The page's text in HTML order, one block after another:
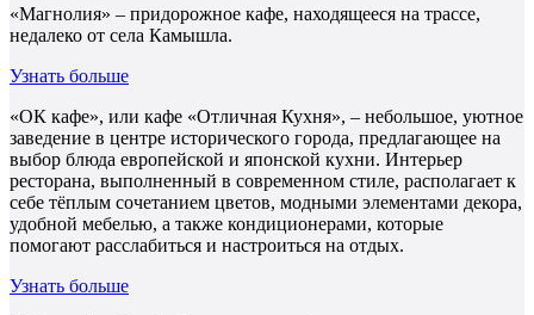
«Магнолия» – придорожное кафе, находящееся на трассе,
недалеко от села Камышла.
Узнать больше
«ОК кафе», или кафе «Отличная Кухня», – небольшое, уютное
заведение в центре исторического города, предлагающее на
выбор блюда европейской и японской кухни. Интерьер
ресторана, выполненный в современном стиле, располагает к
себе тёплым сочетанием цветов, модными элементами декора,
удобной мебелью, а также кондиционерами, которые
помогают расслабиться и настроиться на отдых.
Узнать больше